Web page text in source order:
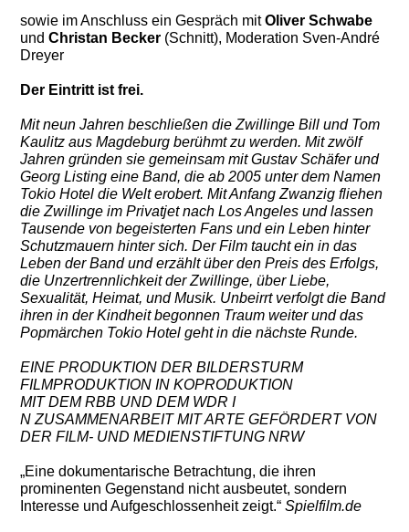
sowie im Anschluss ein Gespräch mitOliver Schwabe
undChristan Becker (Schnitt), Moderation Sven-André
Dreyer
Der Eintritt ist frei.
Mit neun Jahren beschließen die Zwillinge Bill und Tom
Kaulitz aus Magdeburg berühmt zu werden.Mit zwölf
Jahren gründen sie gemeinsam mit Gustav Schäfer und
Georg Listing eine Band, die ab 2005unter dem Namen
Tokio Hotel die Welt erobert.Mit Anfang Zwanzig fliehen
die Zwillinge im Privatjet nach Los Angeles und lassen
Tausende von begeistertenFans und ein Leben hinter
Schutzmauern hinter sich. Der Film taucht ein in das
Leben der Band und erzähltüber den Preis des Erfolgs,
die Unzertrennlichkeit der Zwillinge, über Liebe,
Sexualität, Heimat, und Musik. Unbeirrt verfolgt die Band
ihren in der Kindheit begonnen Traum weiter und das
Popmärchen Tokio Hotelgeht in die nächste Runde.
EINE PRODUKTION DER BILDERSTURM
FILMPRODUKTION IN KOPRODUKTION
MIT DEM RBB UND DEM WDR I
N ZUSAMMENARBEIT MIT ARTE GEFÖRDERT VON
DER FILM- UND MEDIENSTIFTUNG NRW
„Eine dokumentarische Betrachtung, die ihren
prominenten Gegenstand nicht ausbeutet, sondern
Interesse und Aufgeschlossenheit zeigt.“Spielfilm.de